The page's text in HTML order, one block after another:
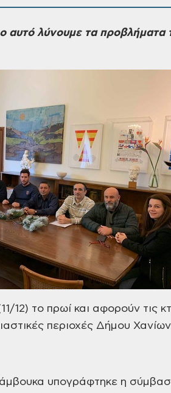
αυτό λύνουμε τα προβλήματα
12) το πρωί και αφορούν τις
περιοχές Δήμου
υπογράφτηκε η